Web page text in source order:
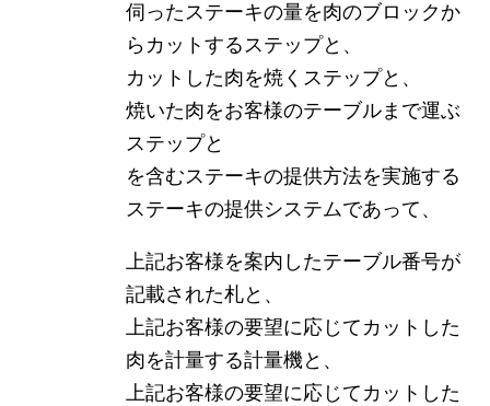
伺ったステーキの量を肉のブロックか
らカットするステップと、
カットした肉を焼くステップと、
焼いた肉をお客様のテーブルまで運ぶ
ステップと
を含むステーキの提供方法を実施する
ステーキの提供システムであって、
上記お客様を案内したテーブル番号が
記載された札と、
上記お客様の要望に応じてカットした
肉を計量する計量機と、
上記お客様の要望に応じてカットした